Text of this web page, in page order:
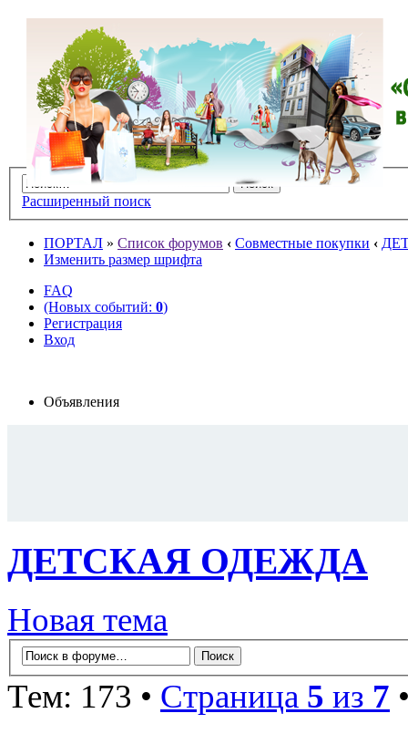
Расширенный поиск
ПОРТАЛ » Список форумов ‹ Совместные покупки ‹
Изменить размер шрифта
FAQ
(Новых событий: 0)
Регистрация
Вход
Объявления
ДЕТСКАЯ ОДЕЖДА
Новая тема
Тем: 173 • Страница 5 из 7